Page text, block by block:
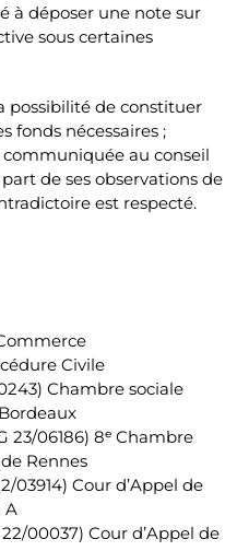
à déposer une note sur
sous certaines
possibilité de constituer
fonds nécessaires ;
au conseil
de ses observations de
est respecté.
Civile
Chambre sociale
23/06186) 8ᵉ Chambre
Rennes
03914) Cour d’Appel de
A
00037) Cour d’Appel de